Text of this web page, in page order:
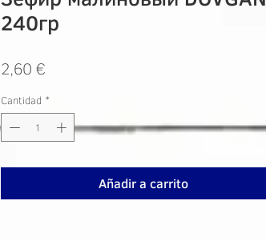
240гр
2,60 €
Cantidad *
Añadir a carrito